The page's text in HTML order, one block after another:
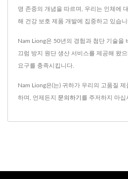
명 존중의 개념을 따르며, 우리는 인체에
해 건강 보호 제품 개발에 집중하고 있습니
Nam Liong은 50년의 경험과 첨단 기술을
끄럼 방지 원단 생산 서비스를 제공해 왔
요구를 충족시킵니다.
Nam Liong은(는) 귀하가 우리의 고품질
하며, 언제든지 문의하기 를 주저하지 마십